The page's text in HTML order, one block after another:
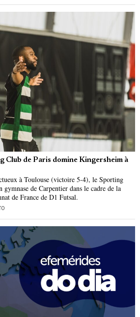
Club de Paris domine Kingersheim à
à Toulouse (victoire 5-4), le Sporting
de Carpentier dans le cadre de la
de France de D1 Futsal.